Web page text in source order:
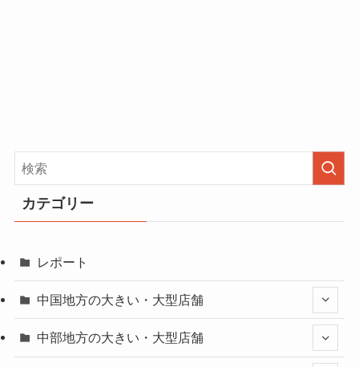
カテゴリー
レポート
中国地方の大きい・大型店舗
中部地方の大きい・大型店舗